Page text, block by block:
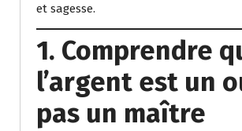
et sagesse.
1. Comprendre
l’argent est un
pas un maître